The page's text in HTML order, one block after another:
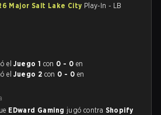
Major Salt Lake City Play-In - LB
elJuego 1 con 0 - 0 en
elJuego 2 con 0 - 0 en
EDward Gaming jugó contra Shopify